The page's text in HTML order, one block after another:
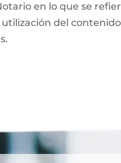
en lo que se
del